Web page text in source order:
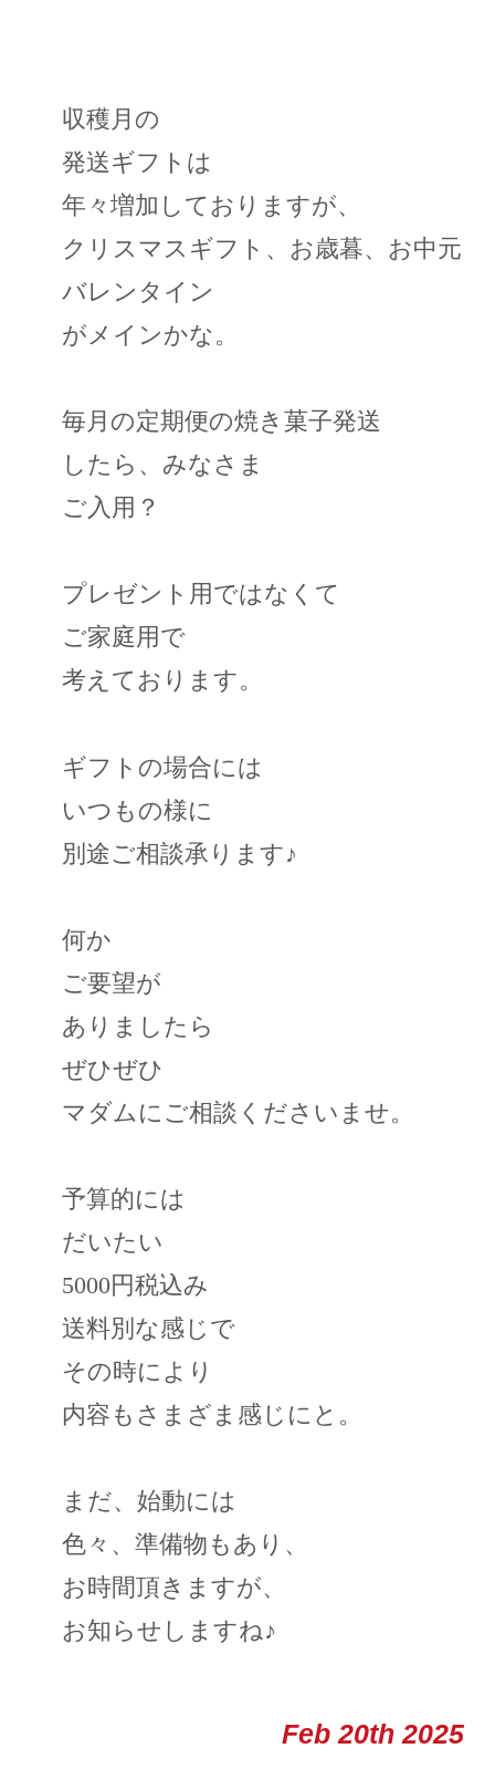
収穫月の
発送ギフトは
年々増加しておりますが、
クリスマスギフト、お歳暮、お中元
バレンタイン
がメインかな。
毎月の定期便の焼き菓子発送
したら、みなさま
ご入用？
プレゼント用ではなくて
ご家庭用で
考えております。
ギフトの場合には
いつもの様に
別途ご相談承ります♪
何か
ご要望が
ありましたら
ぜひぜひ
マダムにご相談くださいませ。
予算的には
だいたい
5000円税込み
送料別な感じで
その時により
内容もさまざま感じにと。
まだ、始動には
色々、準備物もあり、
お時間頂きますが、
お知らせしますね♪
Feb 20th 2025